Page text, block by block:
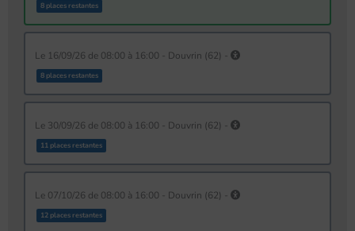
8 places restantes
le 16/09/26 de 08:00 à 16:00 - Douvrin (62) -
8 places restantes
le 30/09/26 de 08:00 à 16:00 - Douvrin (62) -
11 places restantes
le 07/10/26 de 08:00 à 16:00 - Douvrin (62) -
12 places restantes